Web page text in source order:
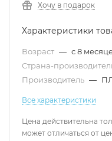
Хочу в подарок
Характеристики
Возраст — с 8
Страна-
Производитель —
Все характеристики
Цена действительна
может отличаться от